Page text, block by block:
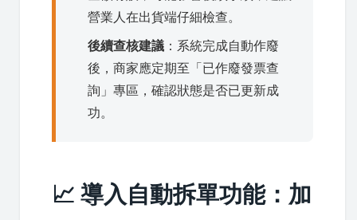
營業人在出貨端仔細檢查。
後續查核建議 ：系統完成自動作廢
後，商家應定期至「已作廢發票查
詢」專區，確認狀態是否已更新成
功。
📈 導入自動拆單功能：加